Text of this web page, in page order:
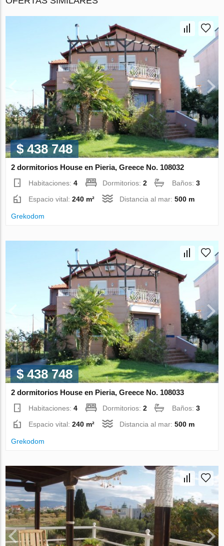
$ 438 748
2 dormitorios House en Pieria, Greece No. 108032
Habitaciones:4 Dormitorios:2 Baños:3
Espacio vital:240 m² Distancia al mar:500 m
Grekodom
$ 438 748
2 dormitorios House en Pieria, Greece No. 108033
Habitaciones:4 Dormitorios:2 Baños:3
Espacio vital:240 m² Distancia al mar:500 m
Grekodom